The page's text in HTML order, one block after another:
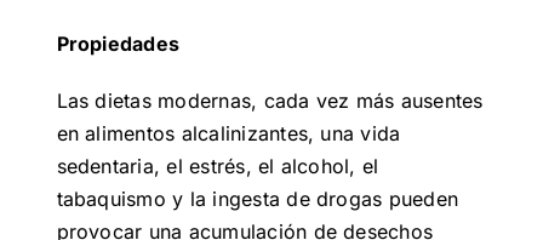
Propiedades
Las dietas modernas, cada vez más ausentes
en alimentos alcalinizantes, una vida
sedentaria, el estrés, el alcohol, el
tabaquismo y la ingesta de drogas pueden
provocar una acumulación de desechos